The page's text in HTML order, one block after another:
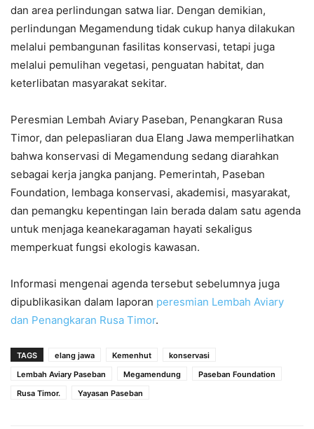
dan area perlindungan satwa liar. Dengan demikian,
perlindungan Megamendung tidak cukup hanya dilakukan
melalui pembangunan fasilitas konservasi, tetapi juga
melalui pemulihan vegetasi, penguatan habitat, dan
keterlibatan masyarakat sekitar.
Peresmian Lembah Aviary Paseban, Penangkaran Rusa
Timor, dan pelepasliaran dua Elang Jawa memperlihatkan
bahwa konservasi di Megamendung sedang diarahkan
sebagai kerja jangka panjang. Pemerintah, Paseban
Foundation, lembaga konservasi, akademisi, masyarakat,
dan pemangku kepentingan lain berada dalam satu agenda
untuk menjaga keanekaragaman hayati sekaligus
memperkuat fungsi ekologis kawasan.
Informasi mengenai agenda tersebut sebelumnya juga
dipublikasikan dalam laporan peresmian Lembah Aviary
dan Penangkaran Rusa Timor.
TAGS elang jawa Kemenhut
konservasi
Lembah Aviary Paseban
Megamendung
Paseban Foundation
Rusa Timor.
Yayasan Paseban